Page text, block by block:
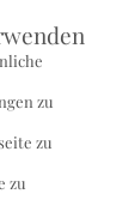
zu
zu
zu